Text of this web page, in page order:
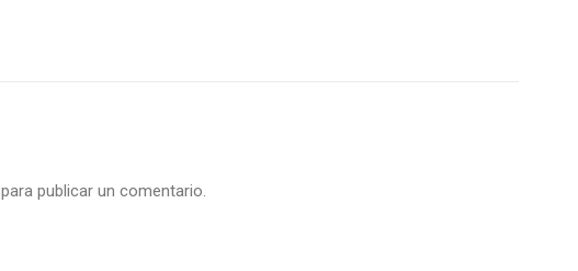
para publicar un comentario.